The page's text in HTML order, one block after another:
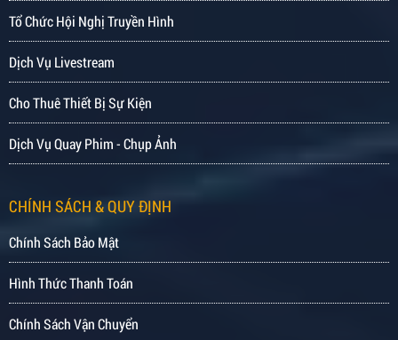
Tổ Chức Hội Nghị Truyền Hình
Dịch Vụ Livestream
Cho Thuê Thiết Bị Sự Kiện
Dịch Vụ Quay Phim - Chụp Ảnh
CHÍNH SÁCH & QUY ĐỊNH
Chính Sách Bảo Mật
Hình Thức Thanh Toán
Chính Sách Vận Chuyển